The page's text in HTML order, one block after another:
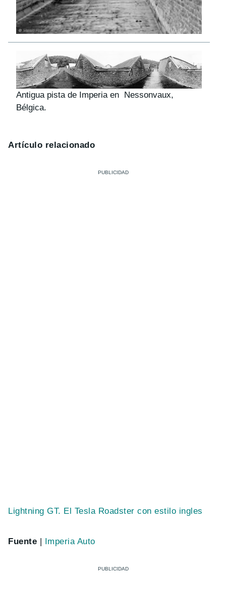
Antigua pista de Imperia en Nessonvaux,
Bélgica.
Artículo relacionado
Lightning GT. El Tesla Roadster con estilo ingles
Fuente | Imperia Auto